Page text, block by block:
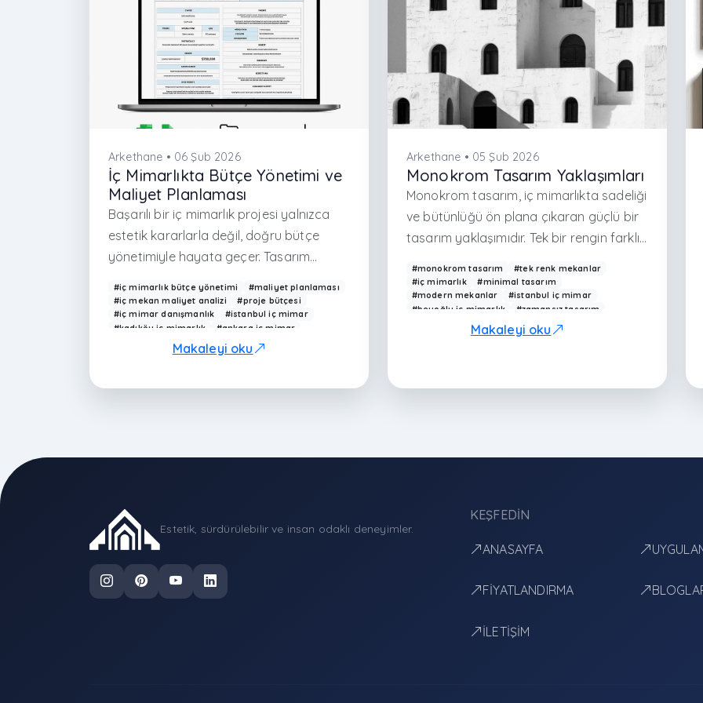
Arkethane • 06 Şub 2026
İç Mimarlıkta Bütçe Yönetimi ve
Maliyet Planlaması
Başarılı bir iç mimarlık projesi yalnızca
estetik kararlarla değil, doğru bütçe
yönetimiyle hayata geçer. Tasarım
öngörülmesi, uygulama sürecinde
yaşanabilecek sürpriz harcamaların ve
zaman kayıplarının önüne geçer. İyi
#iç mimarlık bütçe yönetimi
#maliyet planlaması
#iç mekan maliyet analizi
#proje bütçesi
#iç mimar danışmanlık
#istanbul iç mimar
#kadıköy iç mimarlık
#ankara iç mimar
#izmir iç mimarlık
#arkethane
Makaleyi oku
Arkethane • 05 Şub 2026
Monokrom Tasarım Yaklaşımları
Monokrom tasarım, iç mimarlıkta sadeliği
ve bütünlüğü ön plana çıkaran güçlü bir
tasarım yaklaşımıdır. Tek bir rengin farklı
mekânda görsel karmaşayı azaltarak
daha dengeli ve sofistike bir atmosfer
yaratır. Doğru uygulandığında
#monokrom tasarım
#tek renk mekanlar
#iç mimarlık
#minimal tasarım
#modern mekanlar
#istanbul iç mimar
#beyoğlu iç mimarlık
#zamansız tasarım
#konut iç mekanları
#arkethane
Makaleyi oku
Estetik, sürdürülebilir ve insan odaklı deneyimler.
KEŞFEDIN
ANASAYFA
FİYATLANDIRMA
İLETİŞİM